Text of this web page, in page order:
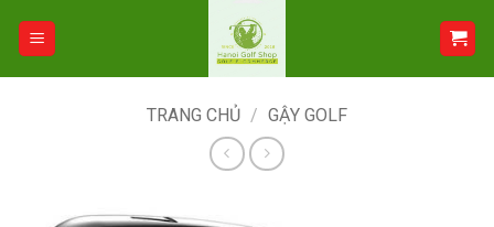
TRANG CHỦ / GẬY GOLF